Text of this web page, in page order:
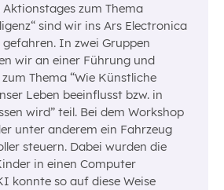
zum Thema
sind wir ins Ars Electronica
In zwei Gruppen
wir an einer Führung und
Thema “Wie Künstliche
Leben beeinflusst bzw. in
wird” teil. Bei dem Workshop
unter anderem ein Fahrzeug
steuern. Dabei wurden die
in einen Computer
konnte so auf diese Weise